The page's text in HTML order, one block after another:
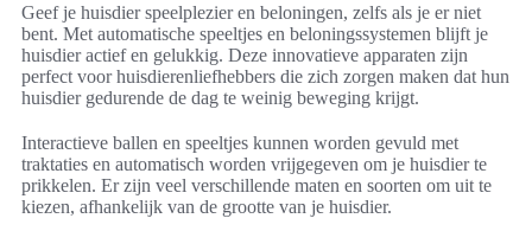
Geef je huisdier speelplezier en beloningen, zelfs als je er niet
bent. Met automatische speeltjes en beloningssystemen blijft je
huisdier actief en gelukkig. Deze innovatieve apparaten zijn
perfect voor huisdierenliefhebbers die zich zorgen maken dat hun
huisdier gedurende de dag te weinig beweging krijgt.
Interactieve ballen en speeltjes kunnen worden gevuld met
traktaties en automatisch worden vrijgegeven om je huisdier te
prikkelen. Er zijn veel verschillende maten en soorten om uit te
kiezen, afhankelijk van de grootte van je huisdier.